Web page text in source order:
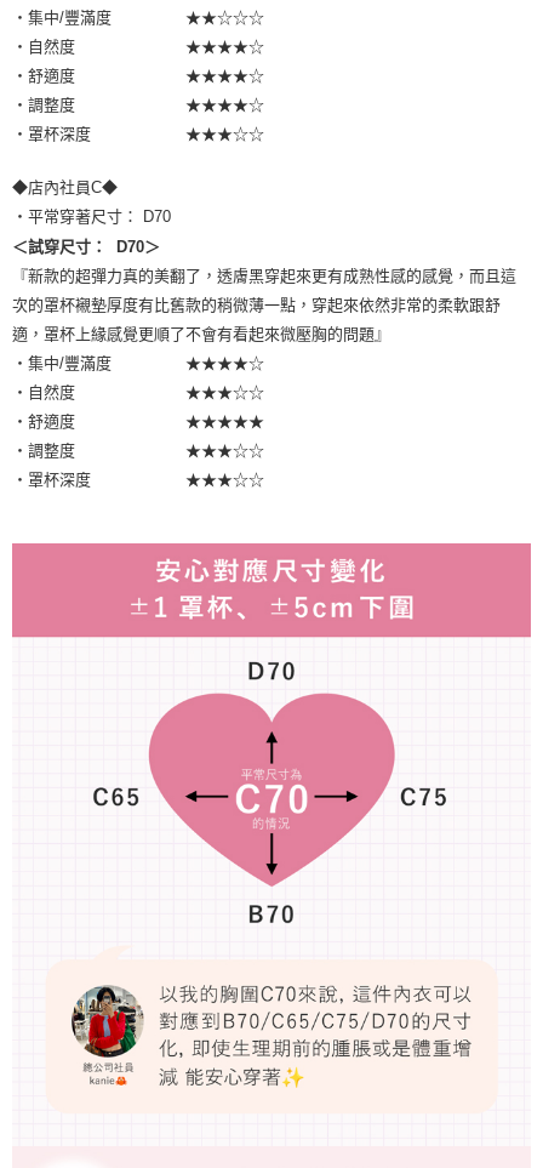
・集中/豐滿度 ★★☆☆☆
・自然度 ★★★★☆
・舒適度 ★★★★☆
・調整度 ★★★★☆
・罩杯深度 ★★★☆☆
◆店內社員C◆
・平常穿著尺寸： D70
＜試穿尺寸： D70＞
『新款的超彈力真的美翻了，透膚黑穿起來更有成熟性感的感覺，而且這
次的罩杯襯墊厚度有比舊款的稍微薄一點，穿起來依然非常的柔軟跟舒
適，罩杯上緣感覺更順了不會有看起來微壓胸的問題』
・集中/豐滿度 ★★★★☆
・自然度 ★★★☆☆
・舒適度 ★★★★★
・調整度 ★★★☆☆
・罩杯深度 ★★★☆☆